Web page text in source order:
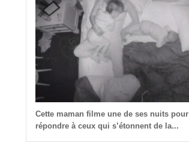
Cette maman filme une de ses nuits pour
répondre à ceux qui s’étonnent de la...